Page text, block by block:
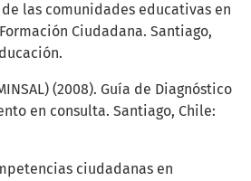
las comunidades educativas en
Ciudadana. Santiago,
(2008). Guía de Diagnóstico
en consulta. Santiago, Chile:
ciudadanas en